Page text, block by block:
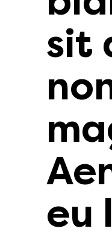
sit
eu